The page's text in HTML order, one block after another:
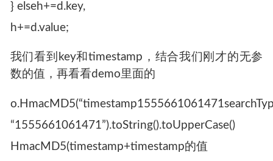
} elseh+=d.key,
h+=d.value;
我们看到key和timestamp，结合我们刚才的无参
数的值，再看看demo里面的
“1555661061471”).toString().toUpperCase()
HmacMD5(timestamp+timestamp的值